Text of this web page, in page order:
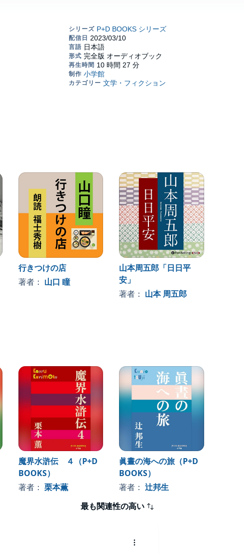
行きつけの店
著者： 山口 瞳
山本周五郎「日日平
安」
著者： 山本 周五郎
魔界水滸伝 ４（P+D
BOOKS）
著者： 栗本薫
眞晝の海への旅（P+D
BOOKS）
著者：辻邦生
最も関連性の高い